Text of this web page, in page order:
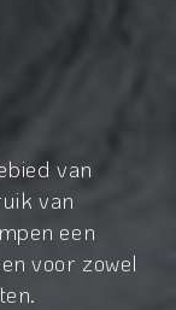
van
van
een
voor zowel